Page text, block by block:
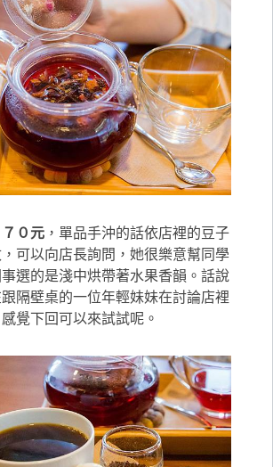
０元 ，單品手沖的話依店裡的豆子
可以向店長詢問，她很樂意幫同學
選的是淺中烘帶著水果香韻。話說
隔壁桌的一位年輕妹妹在討論店裡
覺下回可以來試試呢。